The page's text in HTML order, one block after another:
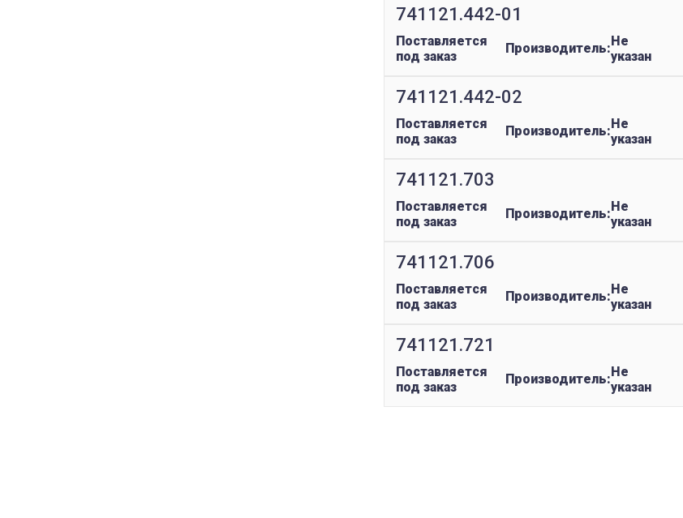
741121.442-01
Поставляется
под заказ
Производитель:Не
указан
741121.442-02
Поставляется
под заказ
Производитель:Не
указан
741121.703
Поставляется
под заказ
Производитель:Не
указан
741121.706
Поставляется
под заказ
Производитель:Не
указан
741121.721
Поставляется
под заказ
Производитель:Не
указан